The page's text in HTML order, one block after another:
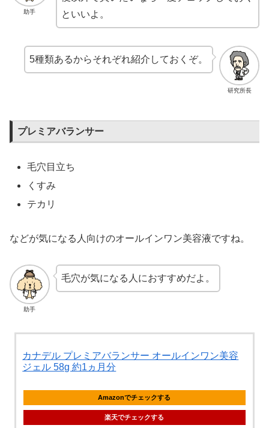
助手
といいよ。
研究所長
5種類あるからそれぞれ紹介しておくぞ。
プレミアバランサー
毛穴目立ち
くすみ
テカリ
などが気になる人向けのオールインワン美容液ですね。
助手
毛穴が気になる人におすすめだよ。
カナデル プレミアバランサー オールインワン美容
ジェル 58g 約1ヵ月分
Amazonでチェックする
楽天でチェックする